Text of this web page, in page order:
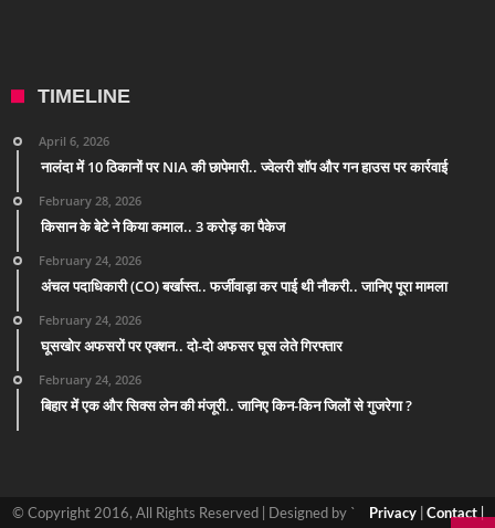
TIMELINE
April 6, 2026
नालंदा में 10 ठिकानों पर NIA की छापेमारी.. ज्वेलरी शॉप और गन हाउस पर कार्रवाई
February 28, 2026
किसान के बेटे ने किया कमाल.. 3 करोड़ का पैकेज
February 24, 2026
अंचल पदाधिकारी (CO) बर्खास्त.. फर्जीवाड़ा कर पाई थी नौकरी.. जानिए पूरा मामला
February 24, 2026
घूसखोर अफसरों पर एक्शन.. दो-दो अफसर घूस लेते गिरफ्तार
February 24, 2026
बिहार में एक और सिक्स लेन की मंजूरी.. जानिए किन-किन जिलों से गुजरेगा ?
© Copyright 2016, All Rights Reserved | Designed by ` Privacy| Contact |